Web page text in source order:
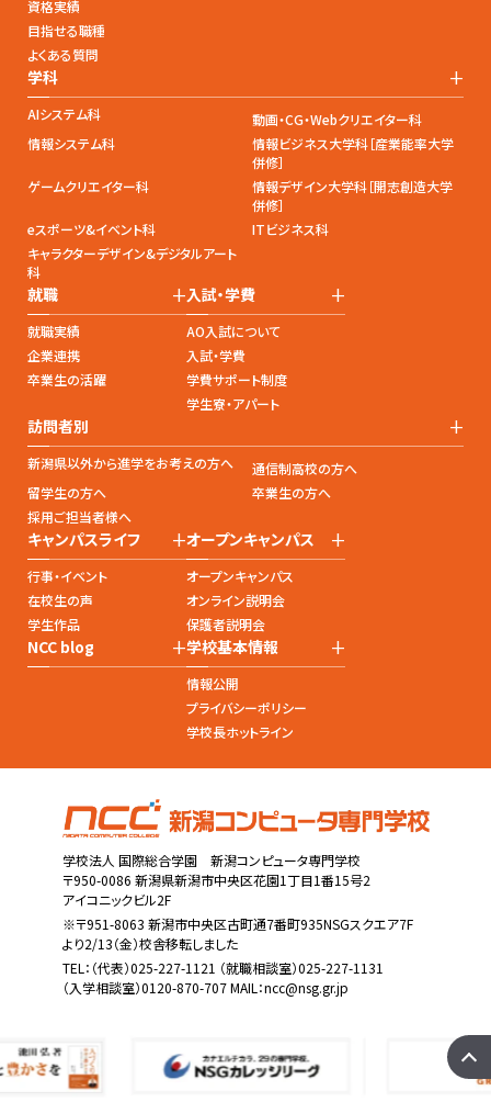
資格実績
目指せる職種
よくある質問
学科 +
AIシステム科
動画・CG・Webクリエイター科
情報システム科
情報ビジネス大学科［産業能率大学
併修］
ゲームクリエイター科
情報デザイン大学科［開志創造大学
併修］
eスポーツ&イベント科
ITビジネス科
キャラクターデザイン&デジタルアート
科
就職 +
就職実績
企業連携
卒業生の活躍
入試・学費 +
AO入試について
入試・学費
学費サポート制度
学生寮・アパート
訪問者別 +
新潟県以外から進学をお考えの方へ
通信制高校の方へ
留学生の方へ
卒業生の方へ
採用ご担当者様へ
キャンパスライフ +
行事・イベント
在校生の声
学生作品
オープンキャンパス +
オープンキャンパス
オンライン説明会
保護者説明会
NCC blog +学校基本情報 +
情報公開
プライバシーポリシー
学校長ホットライン
学校法人 国際総合学園 新潟コンピュータ専門学校
〒950-0086 新潟県新潟市中央区花園1丁目1番15号2
アイコニックビル2F
※〒951-8063 新潟市中央区古町通7番町935NSGスクエア7F
より2/13（金）校舎移転しました
TEL： （代表）025-227-1121 （就職相談室）025-227-1131
（入学相談室）0120-870-707 MAIL：ncc@nsg.gr.jp